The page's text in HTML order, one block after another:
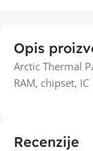
Opis
Arctic Thermal
RAM, chipset, IC
Recenzije